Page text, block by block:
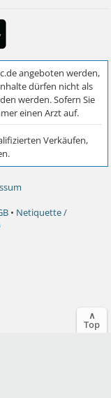
• Netiquette /
∧
Top